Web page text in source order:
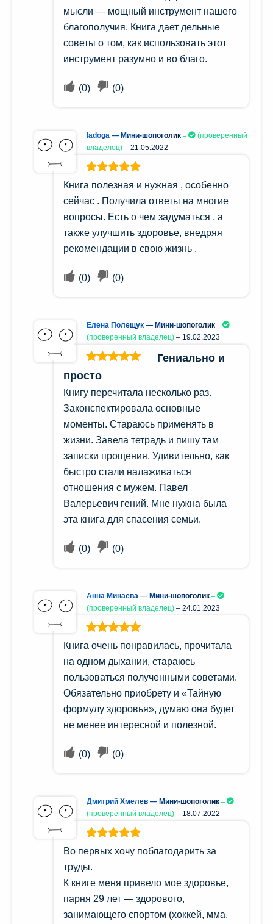
мысли — мощный инструмент нашего
благополучия. Книга дает дельные
советы о том, как использовать этот
инструмент разумно и во благо.
(0) (0)
ladoga — Мини-шопоголик
(проверенный
владелец) – 21.05.2022
Оценка5из
Книга полезная и нужная , особенно
сейчас . Получила ответы на многие
вопросы. Есть о чем задуматься , а
также улучшить здоровье, внедряя
рекомендации в свою жизнь .
(0) (0)
Елена Полещук — Мини-шопоголик
(проверенный владелец) – 19.02.2023
Оценка
5
Гениально и
просто
Книгу перечитала несколько раз.
Законспектировала основные
моменты. Стараюсь применять в
жизни. Завела тетрадь и пишу там
записки прощения. Удивительно, как
быстро стали налаживаться
отношения с мужем. Павел
Валерьевич гений. Мне нужна была
эта книга для спасения семьи.
(0) (0)
Анна Минаева — Мини-шопоголик
(проверенный владелец) – 24.01.2023
Оценка5из
Книга очень понравилась, прочитала
на одном дыхании, стараюсь
пользоваться полученными советами.
Обязательно приобрету и «Тайную
формулу здоровья», думаю она будет
не менее интересной и полезной.
(0) (0)
Дмитрий Хмелев — Мини-шопоголик
(проверенный владелец) – 18.07.2022
Оценка5из
5
Во первых хочу поблагодарить за
труды.
К книге меня привело мое здоровье,
парня 29 лет — здорового,
занимающего спортом (хоккей, мма,